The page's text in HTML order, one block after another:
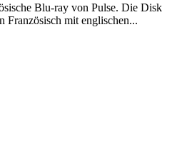
Blu-ray von Pulse. Die Disk
Französisch mit englischen...